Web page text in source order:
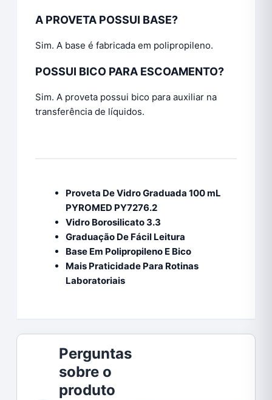
A PROVETA POSSUI BASE?
Sim. A base é fabricada em polipropileno.
POSSUI BICO PARA ESCOAMENTO?
Sim. A proveta possui bico para auxiliar na
transferência de líquidos.
Proveta De Vidro Graduada 100 mL
PYROMED PY7276.2
Vidro Borosilicato 3.3
Graduação De Fácil Leitura
Base Em Polipropileno E Bico
Mais Praticidade Para Rotinas
Laboratoriais
Perguntas
sobre o
produto